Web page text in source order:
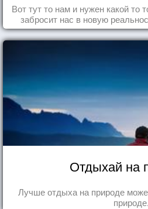
Вот тут то нам и нужен какой то
забросит нас в новую
Отдыхай на
Лучше отдыха на природе
природе.